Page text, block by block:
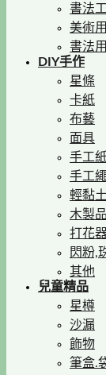
書法
美術
書法
DIY手作
星條
卡紙
布藝
面具
手工
手工繩
輕黏土
木製品
打花
閃粉,
其他
兒童精品
星樽
沙漏
飾物
筆盒.